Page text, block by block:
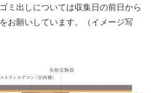
ミ出しについては収集日の前日から
お願いしています。（イメージ写